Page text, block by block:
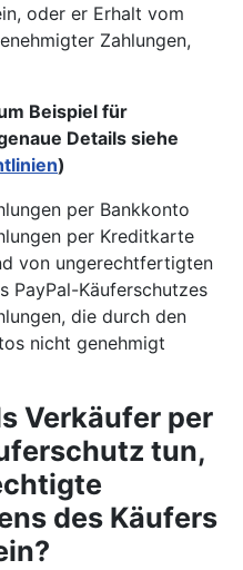
oder er Erhalt vom
Zahlungen,
Beispiel für
Details siehe
)
per Bankkonto
per Kreditkarte
von ungerechtfertigten
PayPal-Käuferschutzes
die durch den
nicht genehmigt
Verkäufer per
tun,
des Käufers